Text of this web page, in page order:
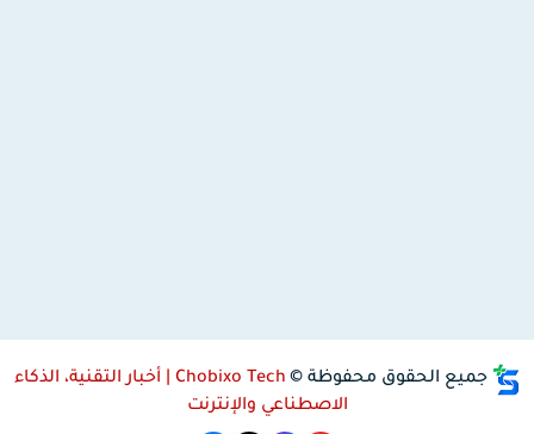
جميع الحقوق محفوظة ©
Chobixo Tech | أخبار التقنية، الذكاء
الاصطناعي والإنترنت